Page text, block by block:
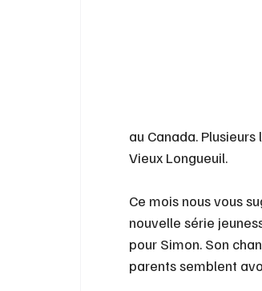
au Canada.
Vieux Longueuil.
Ce mois nous vous
nouvelle série
pour Simon. Son
parents semblent